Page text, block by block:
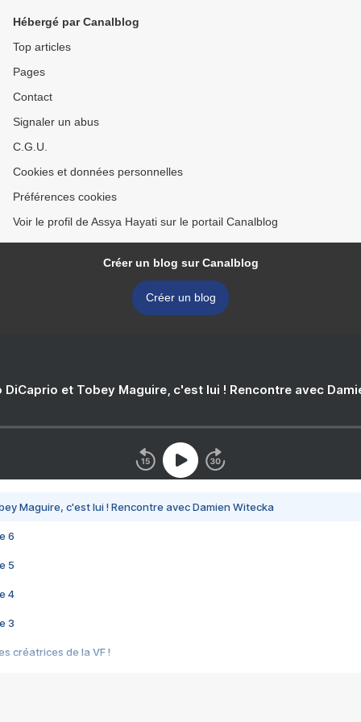
Hébergé par Canalblog
Top articles
Pages
Contact
Signaler un abus
C.G.U.
Cookies et données personnelles
Préférences cookies
Voir le profil de Assya Hayati sur le portail Canalblog
Créer un blog sur Canalblog
Créer un blog
DiCaprio et Tobey Maguire, c'est lui ! Rencontre avec
Maguire, c'est lui ! Rencontre avec Damien Witecka
6
5
4
3
créatrices de la VF !